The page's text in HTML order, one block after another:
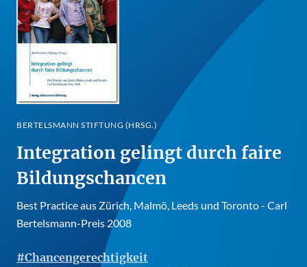
BERTELSMANN STIFTUNG (HRSG.)
Integration gelingt durch faire
Bildungschancen
Best Practice aus Zürich, Malmö, Leeds und Toronto - Carl
Bertelsmann-Preis 2008
#Chancengerechtigkeit